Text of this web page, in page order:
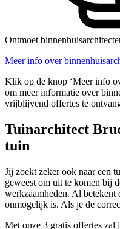
Ontmoet
Meer info over
Klik op de knop ‘Meer info
om meer informatie over
vrijblijvend offertes te
Tuinarchitect
tuin
Jij zoekt zeker ook naar een
geweest om uit te komen bij
werkzaamheden. Al
onmogelijk is. Als je de
Met onze 3 gratis offertes zal